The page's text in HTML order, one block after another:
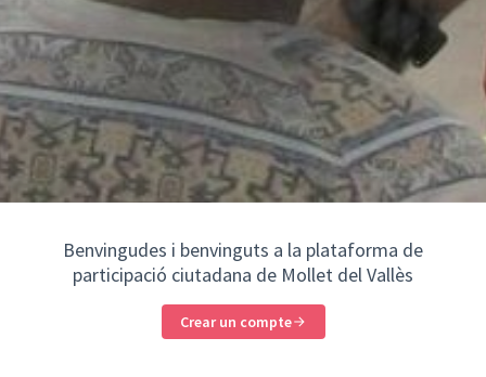
Benvingudes i benvinguts a la plataforma de
participació ciutadana de Mollet del Vallès
Crear un compte